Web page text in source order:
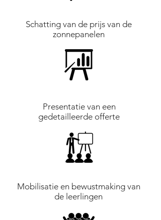
Schatting van de prijs van de
zonnepanelen
Presentatie van een
gedetailleerde offerte
Mobilisatie en bewustmaking van
de leerlingen